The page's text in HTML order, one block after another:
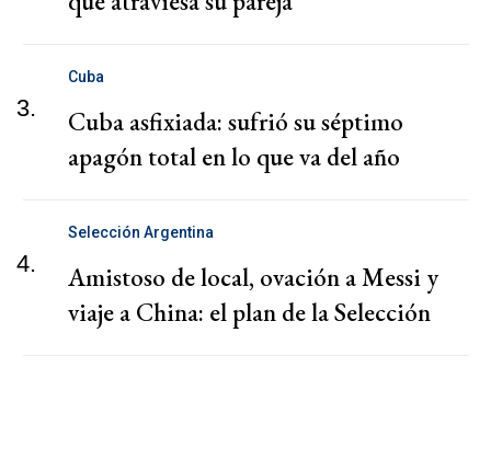
3.
Cuba
Cuba asfixiada: sufrió su séptimo
apagón total en lo que va del año
4.
Selección Argentina
Amistoso de local, ovación a Messi y
viaje a China: el plan de la Selección